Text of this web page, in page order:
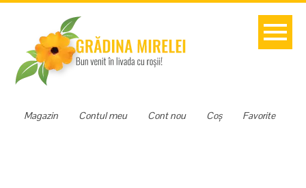
Favorite
Coș
Cont nou
Contul meu
Magazin